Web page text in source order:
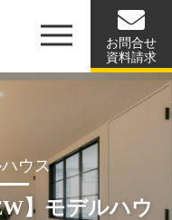
お問合せ
資料請求
ウス
】モデルハウ